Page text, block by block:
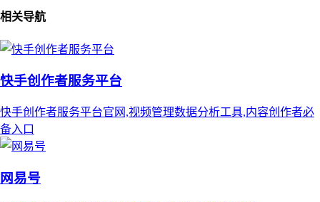
相关导航
快手创作者服务平台
快手创作者服务平台官网,视频管理数据分析工具,内容创作者必
备入口
网易号